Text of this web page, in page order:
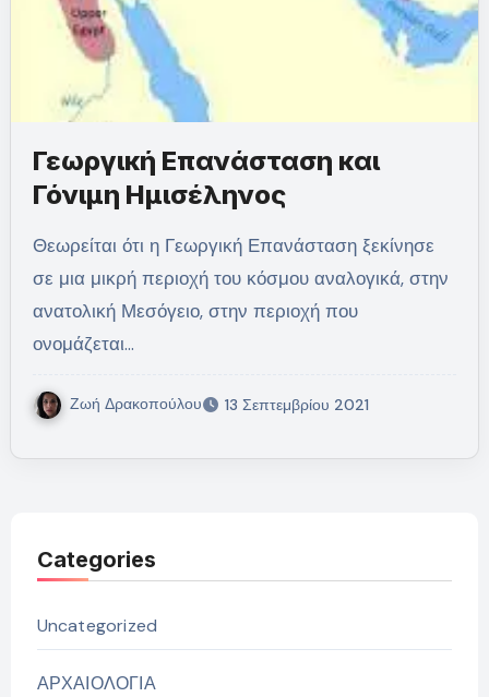
Γεωργική Επανάσταση και
Γόνιμη Ημισέληνος
Θεωρείται ότι η Γεωργική Επανάσταση ξεκίνησε
σε μια μικρή περιοχή του κόσμου αναλογικά, στην
ανατολική Μεσόγειο, στην περιοχή που
ονομάζεται…
Ζωή Δρακοπούλου 13 Σεπτεμβρίου 2021
Categories
Uncategorized
ΑΡΧΑΙΟΛΟΓΙΑ